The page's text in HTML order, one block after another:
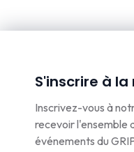
S'inscrire à
Inscrivez-vous à
recevoir l'ensemble
événements du